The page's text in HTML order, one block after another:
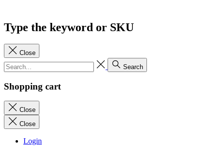
Type the keyword or SKU
Close
Search
Shopping cart
Close
Close
Login